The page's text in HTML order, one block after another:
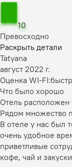
10
Превосходно
Раскрыть детали
Tatyana
август 2022 г.
Оценка WI-FI:
Что было хорошо
Отель расположен
Рядом множество
В отеле у нас был
очень удобное
приветливые
кофе, чай и